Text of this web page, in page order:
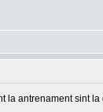
la antrenament sint